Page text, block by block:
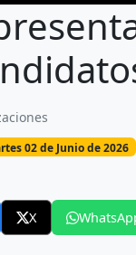
02 de Junio de 2026
X